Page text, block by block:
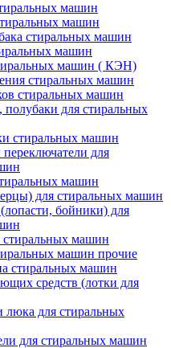
машин
машин
стиральных машин
машин
машин ( КЭН)
стиральных машин
стиральных машин
полубаки для стиральных
стиральных машин
для
машин
для стиральных машин
бойники) для
стиральных машин
машин прочие
стиральных машин
средств (лотки для
люка для стиральных
для стиральных машин